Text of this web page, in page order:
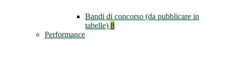
Bandi di concorso (da pubblicare in
tabelle) 8
Performance